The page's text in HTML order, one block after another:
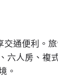
通便利。
六人房、複
。